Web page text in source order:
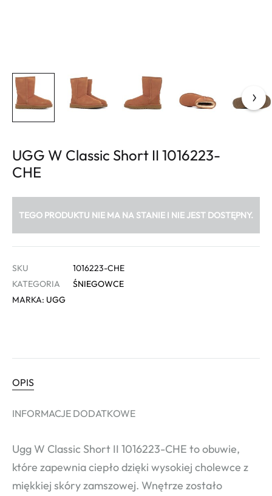
UGG W Classic Short II 1016223-
CHE
TEGO PRODUKTU NIE MA NA STANIE I NIE JEST DOSTĘPNY.
SKU
1016223-CHE
KATEGORIA
ŚNIEGOWCE
MARKA: UGG
OPIS
INFORMACJE DODATKOWE
Ugg W Classic Short II 1016223-CHE to obuwie,
które zapewnia ciepło dzięki wysokiej cholewce z
miękkiej skóry zamszowej. Wnętrze zostało